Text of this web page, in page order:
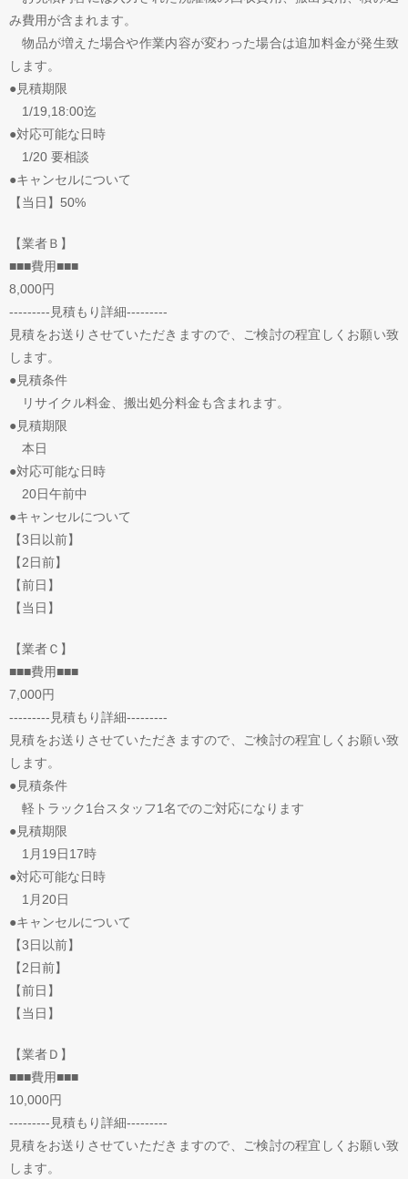
み費用が含まれます。
物品が増えた場合や作業内容が変わった場合は追加料金が発生致
します。
●見積期限
1/19,18:00迄
●対応可能な日時
1/20 要相談
●キャンセルについて
【当日】50%
【業者Ｂ】
■■■費用■■■
8,000円
---------見積もり詳細---------
見積をお送りさせていただきますので、ご検討の程宜しくお願い致
します。
●見積条件
リサイクル料金、搬出処分料金も含まれます。
●見積期限
本日
●対応可能な日時
20日午前中
●キャンセルについて
【3日以前】
【2日前】
【前日】
【当日】
【業者Ｃ】
■■■費用■■■
7,000円
---------見積もり詳細---------
見積をお送りさせていただきますので、ご検討の程宜しくお願い致
します。
●見積条件
軽トラック1台スタッフ1名でのご対応になります
●見積期限
1月19日17時
●対応可能な日時
1月20日
●キャンセルについて
【3日以前】
【2日前】
【前日】
【当日】
【業者Ｄ】
■■■費用■■■
10,000円
---------見積もり詳細---------
見積をお送りさせていただきますので、ご検討の程宜しくお願い致
します。